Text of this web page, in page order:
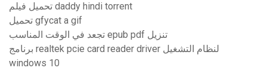
تحميل فيلم daddy hindi torrent
تحميل gfycat a gif
تجعد في الوقت المناسب epub pdf تنزيل
برنامج realtek pcie card reader driver لنظام التشغيل
windows 10